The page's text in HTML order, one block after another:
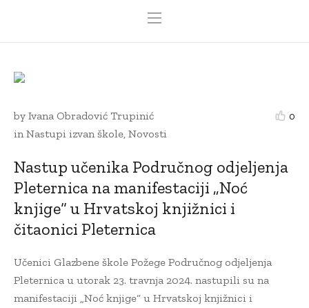
25 TRAVNJA, 2024
0
by Ivana Obradović Trupinić
in Nastupi izvan škole Novosti
Nastup učenika Područnog odjeljenja
Pleternica na manifestaciji „Noć
knjige“ u Hrvatskoj knjižnici i
čitaonici Pleternica
Učenici Glazbene škole Požege Područnog odjeljenja
Pleternica u utorak 23. travnja 2024. nastupili su na
manifestaciji „Noć knjige“ u Hrvatskoj knjižnici i